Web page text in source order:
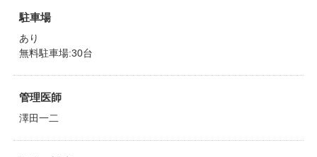
駐車場
あり
無料駐車場:30台
管理医師
澤田一二